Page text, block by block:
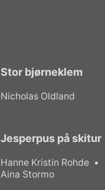
Stor bjørneklem
Nicholas Oldland
Jesperpus på skitur
Hanne Kristin Rohde
Aina Stormo